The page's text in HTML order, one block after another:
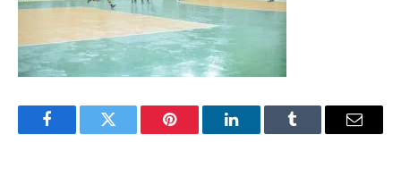
FacebookTwitter Pinterest LinkedInTumblr Email